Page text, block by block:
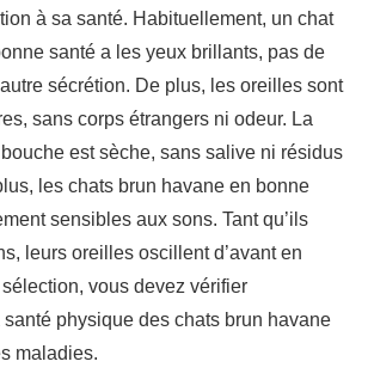
à sa santé. Habituellement, un chat
santé a les yeux brillants, pas de
sécrétion. De plus, les oreilles sont
sans corps étrangers ni odeur. La
est sèche, sans salive ni résidus
les chats brun havane en bonne
sensibles aux sons. Tant qu’ils
leurs oreilles oscillent d’avant en
vous devez vérifier
physique des chats brun havane
maladies.